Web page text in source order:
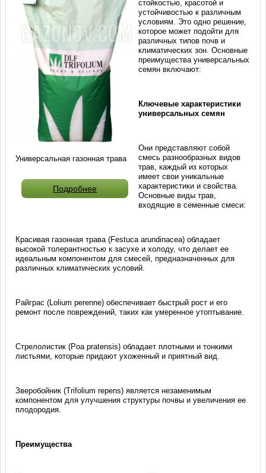
Универсальная газонная трава
Подробнее
стойкостью, красотой и
устойчивостью к различным
условиям. Это одно решение,
которое может подойти для
различных типов почв и
климатических зон. Основные
преимущества универсальных
семян включают:
Ключевые характеристики
универсальных семян
Они представляют собой
смесь разнообразных видов
трав, каждый из которых
имеет свои уникальные
характеристики и свойства.
Основные виды трав,
входящие в семенные смеси:
Красивая газонная трава (Festuca arundinacea) обладает
высокой толерантностью к засухе и холоду, что делает ее
идеальным компонентом для смесей, предназначенных для
различных климатических условий.
Райграс (Lolium perenne) обеспечивает быстрый рост и его
ремонт после повреждений, таких как умеренное утоптывание.
Стрелолистик (Poa pratensis) обладает плотными и тонкими
листьями, которые придают ухоженный и приятный вид.
Зверобойник (Trifolium repens) является незаменимым
компонентом для улучшения структуры почвы и увеличения ее
плодородия.
Преимущества